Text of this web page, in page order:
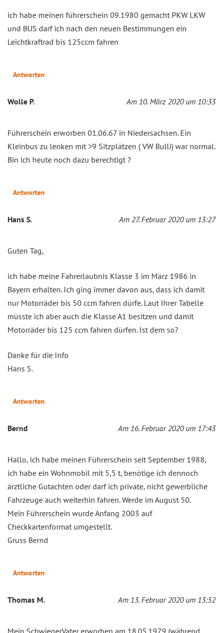
ich habe meinen führerschein 09.1980 gemacht PKW LKW
und BUS darf ich nach den neuen Bestimmungen ein
Leichtkraftrad bis 125ccm fahren
Antworten
Wolle P. Am 10. März 2020 um 10:33
Führerschein erworben 01.06.67 in Niedersachsen. Ein
Kleinbus zu lenken mit >9 Sitzplätzen ( VW Bulli) war normal.
Bin ich heute noch dazu berechtigt ?
Antworten
Hans S. Am 27. Februar 2020 um 13:27
Guten Tag,
ich habe meine Fahrerlaubnis Klasse 3 im März 1986 in
Bayern erhalten. Ich ging immer davon aus, dass ich damit
nur Motorräder bis 50 ccm fahren dürfe. Laut Ihrer Tabelle
müsste ich aber auch die Klasse A1 besitzen und damit
Motorräder bis 125 ccm fahren dürfen. Ist dem so?
Danke für die Info
Hans S.
Antworten
Bernd Am 16. Februar 2020 um 17:43
Hallo, ich habe meinen Führerschein seit September 1988,
ich habe ein Wohnmobil mit 5,5 t, benötige ich dennoch
ärztliche Gutachten oder darf ich private, nicht gewerbliche
Fahrzeuge auch weiterhin fahren. Werde im August 50.
Mein Führerschein wurde Anfang 2003 auf
Checkkartenformat umgestellt.
Gruss Bernd
Antworten
Thomas M. Am 13. Februar 2020 um 13:52
Mein SchwiegerVater erworben am 18.05.1979 (während